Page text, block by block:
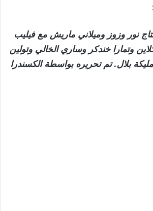
نور وزوز وميلاني ماريش مع فيليب
وتمارا خندكر وساري الخالي وتولين
بلال. تم تحريره بواسطة الكسندرا